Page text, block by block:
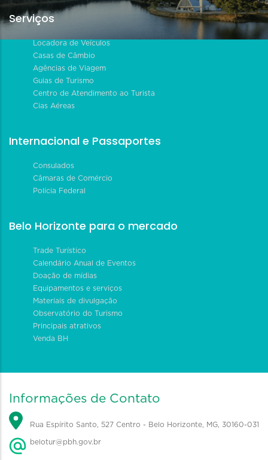
Serviços
Locadora de Veículos
Casas de Câmbio
Agências de Viagem
Guias de Turismo
Centro de Atendimento ao Turista
Cias Aéreas
Internacional e Passaportes
Consulados
Câmaras de Comércio
Polícia Federal
Belo Horizonte para o mercado
Trade Turístico
Calendário Anual de Eventos
Doação de mídias
Equipamentos e serviços
Materiais de divulgação
Observatório do Turismo
Principais atrativos
Venda BH
Informações de Contato
Rua Espírito Santo, 527 Centro - Belo Horizonte, MG, 30160-031
belotur@pbh.gov.br